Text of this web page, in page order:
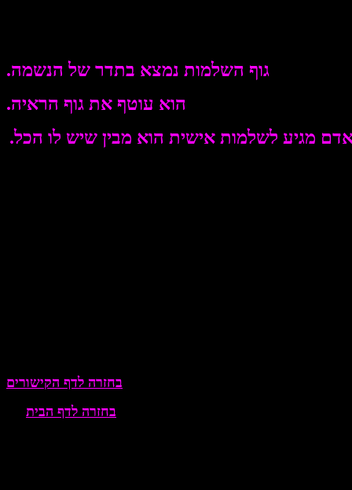
גוף השלמות נמצא בתדר של הנשמה.
הוא עוטף את גוף הראיה.
מגיע לשלמות אישית הוא מבין שיש לו הכל.
בחזרה לדף הקישורים
בחזרה לדף הבית